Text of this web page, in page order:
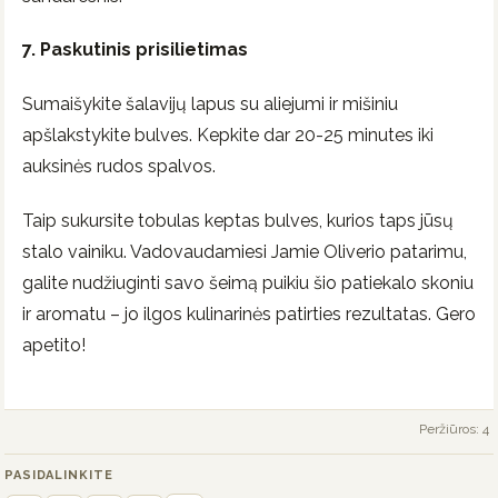
7. Paskutinis prisilietimas
Sumaišykite šalavijų lapus su aliejumi ir mišiniu
apšlakstykite bulves. Kepkite dar 20-25 minutes iki
auksinės rudos spalvos.
Taip sukursite tobulas keptas bulves, kurios taps jūsų
stalo vainiku. Vadovaudamiesi Jamie Oliverio patarimu,
galite nudžiuginti savo šeimą puikiu šio patiekalo skoniu
ir aromatu – jo ilgos kulinarinės patirties rezultatas. Gero
apetito!
Peržiūros: 4
PASIDALINKITE